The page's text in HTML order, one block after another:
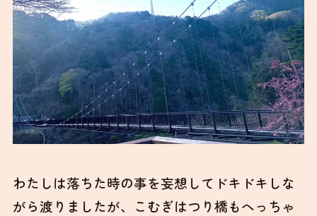
わたしは落ちた時の事を妄想してドキドキしな
がら渡りましたが、こむぎはつり橋もへっちゃ